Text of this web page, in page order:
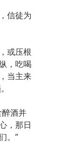
信徒为
或压根
，吃喝
当主来
醉酒并
，那日
。”